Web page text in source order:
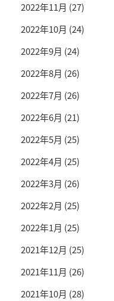
2022年11月 (27)
2022年10月 (24)
2022年9月 (24)
2022年8月 (26)
2022年7月 (26)
2022年6月 (21)
2022年5月 (25)
2022年4月 (25)
2022年3月 (26)
2022年2月 (25)
2022年1月 (25)
2021年12月 (25)
2021年11月 (26)
2021年10月 (28)